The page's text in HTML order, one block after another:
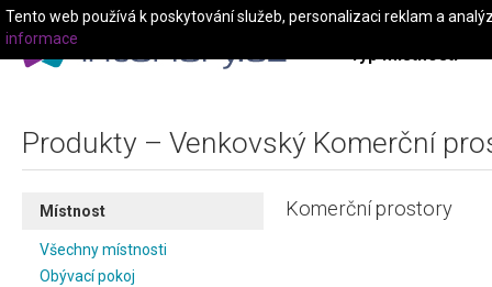
Typ místnosti
Produkty – Venkovský Komerční
Místnost
Všechny místnosti
Obývací pokoj
Komerční prostory
Tento web používá k poskytování služeb, personalizaci reklam a
informace